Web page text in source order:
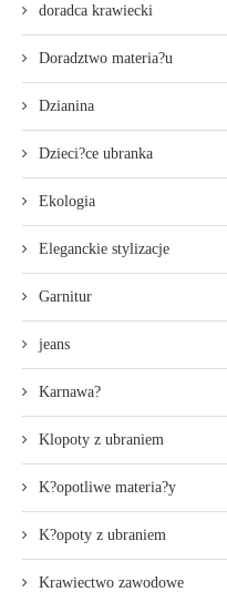
doradca krawiecki
Doradztwo materia?u
Dzianina
Dzieci?ce ubranka
Ekologia
Eleganckie stylizacje
Garnitur
jeans
Karnawa?
Klopoty z ubraniem
K?opotliwe materia?y
K?opoty z ubraniem
Krawiectwo zawodowe